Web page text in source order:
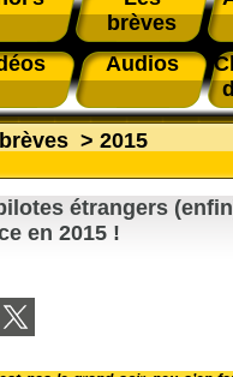
brèves
Audios
> 2015
étrangers
en 2015 !